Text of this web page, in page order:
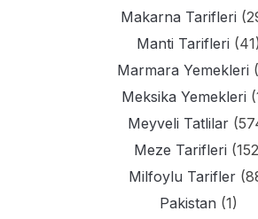
Makarna Tarifleri
Manti Tarifleri (41)
Marmara Yemekleri
Meksika Yemekleri
Meyveli Tatlilar
Meze Tarifleri
Milfoylu Tarifler
Pakistan (1)